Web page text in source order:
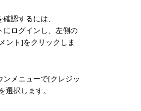
認するには、
にログインし、左側の
ント]をクリックしま
ンメニューで[クレジッ
選択します。